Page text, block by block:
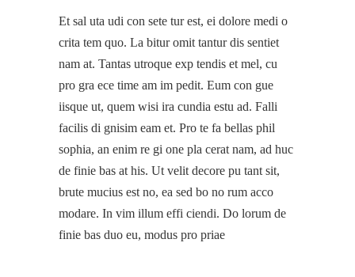
Et sal uta udi con sete tur est, ei dolore medi o
crita tem quo. La bitur omit tantur dis sentiet
nam at. Tantas utroque exp tendis et mel, cu
pro gra ece time am im pedit. Eum con gue
iisque ut, quem wisi ira cundia estu ad. Falli
facilis di gnisim eam et. Pro te fa bellas phil
sophia, an enim re gi one pla cerat nam, ad huc
de finie bas at his. Ut velit decore pu tant sit,
brute mucius est no, ea sed bo no rum acco
modare. In vim illum effi ciendi. Do lorum de
finie bas duo eu, modus pro priae